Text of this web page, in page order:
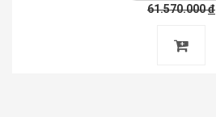
61.570.000đ